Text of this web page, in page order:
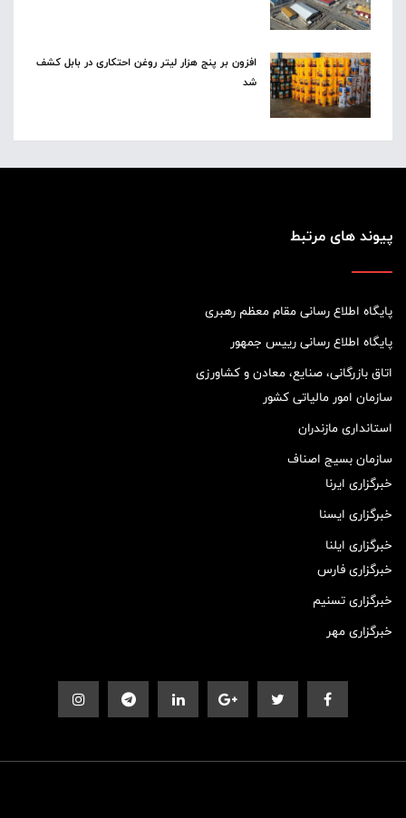
افزون بر پنج هزار لیتر روغن احتکاری در بابل کشف
شد
پیوند های مرتبط
پایگاه اطلاع رسانی مقام معظم رهبری
پایگاه اطلاع رسانی رییس جمهور
اتاق بازرگانی، صنایع، معادن و کشاورزی
سازمان امور مالیاتی کشور
استانداری مازندران
سازمان بسیج اصناف
خبرگزاری ایرنا
خبرگزاری ایسنا
خبرگزاری ایلنا
خبرگزاری فارس
خبرگزاری تسنیم
خبرگزاری مهر